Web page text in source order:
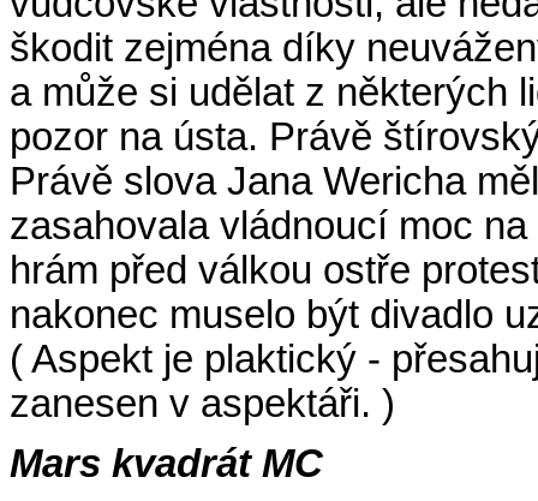
škodit zejména díky
a může si udělat z některých
pozor na ústa. Právě
Právě slova Jana Wericha
zasahovala vládnoucí moc
hrám před válkou ostře
nakonec muselo být divadlo
( Aspekt je plaktický -
zanesen v aspektáři. )
Mars kvadrát MC